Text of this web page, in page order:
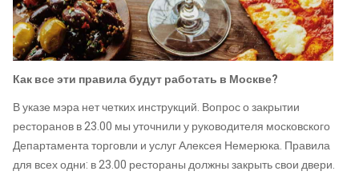
Как все эти правила будут работать в Москве?
В указе мэра нет четких инструкций. Вопрос о закрытии
ресторанов в 23.00 мы уточнили у руководителя московского
Департамента торговли и услуг Алексея Немерюка. Правила
для всех одни: в 23.00 рестораны должны закрыть свои двери.